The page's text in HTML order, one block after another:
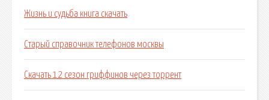
Жизнь и судьба книга скачать
Старый справочник телефонов москвы
Скачать 12 сезон гриффинов через торрент